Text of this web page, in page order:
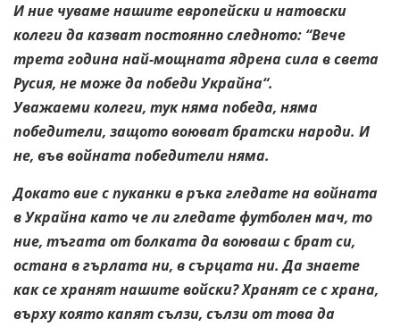
И ние чуваме нашите европейски и натовски
колеги да казват постоянно следното: “Вече
трета година най-мощната ядрена сила в света
Русия, не може да победи Украйна“.
Уважаеми колеги, тук няма победа, няма
победители, защото воюват братски народи. И
не, във войната победители няма.
Докато вие с пуканки в ръка гледате на войната
в Украйна като че ли гледате футболен мач, то
ние, тъгата от болката да воюваш с брат си,
остана в гърлата ни, в сърцата ни. Да знаете
как се хранят нашите войски? Хранят се с храна,
върху която капят сълзи, сълзи от това да